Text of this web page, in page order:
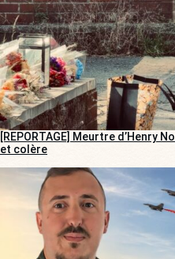
[REPORTAGE] Meurtre d’Henry
et colère